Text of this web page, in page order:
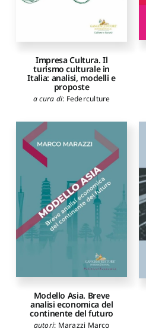
Impresa Cultura. Il
turismo culturale in
Italia: analisi, modelli e
proposte
a cura di: Federculture
Modello Asia. Breve
analisi economica del
continente del futuro
autori: Marazzi Marco